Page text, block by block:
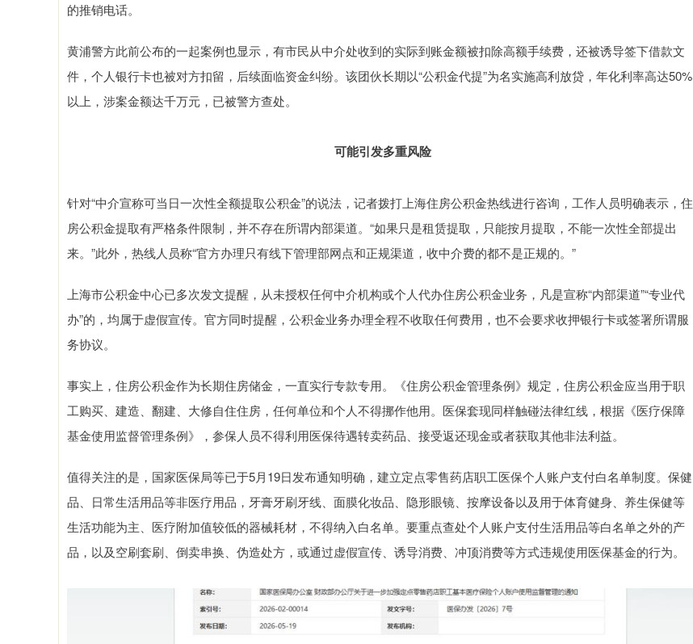
的推销电话。
黄浦警方此前公布的一起案例也显示，有市民从中介处收到的实际到账金额被扣除高额手续费，还被诱导签下借款文
件，个人银行卡也被对方扣留，后续面临资金纠纷。该团伙长期以“公积金代提”为名实施高利放贷，年化利率高达50%
以上，涉案金额达千万元，已被警方查处。
可能引发多重风险
针对“中介宣称可当日一次性全额提取公积金”的说法，记者拨打上海住房公积金热线进行咨询，工作人员明确表示，住
房公积金提取有严格条件限制，并不存在所谓内部渠道。“如果只是租赁提取，只能按月提取，不能一次性全部提出
来。”此外，热线人员称“官方办理只有线下管理部网点和正规渠道，收中介费的都不是正规的。”
上海市公积金中心已多次发文提醒，从未授权任何中介机构或个人代办住房公积金业务，凡是宣称“内部渠道”“专业代
办”的，均属于虚假宣传。官方同时提醒，公积金业务办理全程不收取任何费用，也不会要求收押银行卡或签署所谓服
务协议。
事实上，住房公积金作为长期住房储金，一直实行专款专用。《住房公积金管理条例》规定，住房公积金应当用于职
工购买、建造、翻建、大修自住住房，任何单位和个人不得挪作他用。医保套现同样触碰法律红线，根据《医疗保障
基金使用监督管理条例》，参保人员不得利用医保待遇转卖药品、接受返还现金或者获取其他非法利益。
值得关注的是，国家医保局等已于5月19日发布通知明确，建立定点零售药店职工医保个人账户支付白名单制度。保健
品、日常生活用品等非医疗用品，牙膏牙刷牙线、面膜化妆品、隐形眼镜、按摩设备以及用于体育健身、养生保健等
生活功能为主、医疗附加值较低的器械耗材，不得纳入白名单。要重点查处个人账户支付生活用品等白名单之外的产
品，以及空刷套刷、倒卖串换、伪造处方，或通过虚假宣传、诱导消费、冲顶消费等方式违规使用医保基金的行为。